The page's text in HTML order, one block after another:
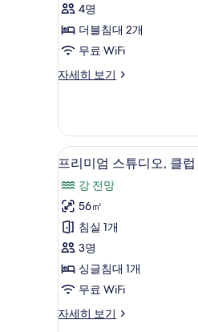
침
대
2
개,
전
망
진
모
두
보
기
개)
4명
더블침대 2개
무료 WiFi
자세히 보기
클
더
블
침
2
개,
시
내
전
망
자
세
보
프
미
엄
스
튜
디
클
7
프리미엄 스튜디오, 클
강 전망
56㎡
침실 1개
3명
싱글침대 1개
무료 WiFi
자세히 보기
프